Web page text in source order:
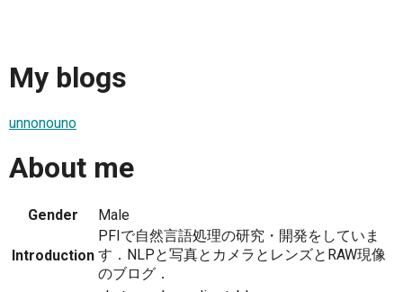
My blogs
unnonouno
About me
Gender Male
Introduction
PFIで自然言語処理の研究・開発をしていま
す．NLPと写真とカメラとレンズとRAW現像
のブログ．